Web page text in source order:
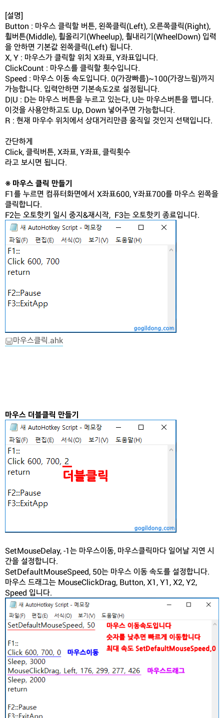
[설명]
Button : 마우스 클릭할 버튼, 왼쪽클릭(Left), 오른쪽클릭(Right),
휠버튼(Middle), 휠올리기(Wheelup), 훨내리기(WheelDown) 입력
을 안하면 기본값 왼쪽클릭(Left) 됩니다.
X, Y : 마우스가 클릭할 위치 X좌표, Y좌표입니다.
ClickCount : 마우스를 클릭할 횟수입니다.
Speed : 마우스 이동 속도입니다. 0(가장빠름)~100(가장느림)까지
가능합니다. 입력안하면 기본속도2로 설정됩니다.
D|U : D는 마우스 버튼을 누르고 있는다, U는 마우스버튼을 뗍니다.
이것을 사용안하고도 Up, Down 넣어주면 가능합니다.
R : 현재 마우수 위치에서 상대거리만큼 움직일 것인지 선택입니다.
간단하게
Click, 클릭버튼, X좌표, Y좌표, 클릭횟수
라고 보시면 됩니다.
※ 마우스 클릭 만들기
F1를 누르면 컴퓨터화면에서 X좌표600, Y좌표700를 마우스 왼쪽을
클릭합니다.
F2는 오토핫키 일시 중지&재시작, F3는 오토핫키 종료입니다.
마우스클릭.ahk
마우스 더블클릭 만들기
SetMouseDelay, -1는 마우스이동, 마우스클릭마다 일어날 지연 시
간을 설정합니다.
SetDefaultMouseSpeed, 50는 마우스 이동 속도를 설정합니다.
마우스 드래그는 MouseClickDrag, Button, X1, Y1, X2, Y2,
Speed 입니다.